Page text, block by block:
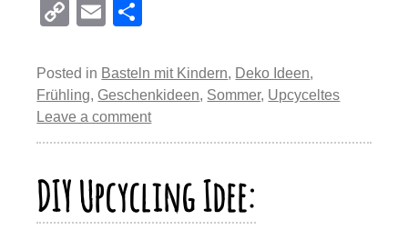
nt
er
e
st
e
b
o
k
sk
y
o
d
n
A
p
C
p
y
Li
k
E
ail e
n
Posted in Basteln mit Kindern, Deko Ideen,
Frühling, Geschenkideen, Sommer, Upcyceltes
Leave a comment
DIY Upcycling Idee: